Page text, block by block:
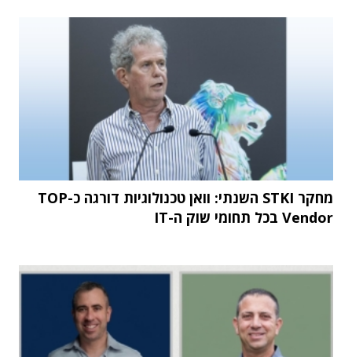
מחקר STKI השנתי: וואן טכנולוגיות דורגה כ-TOP
Vendor בכל תחומי שוק ה-IT